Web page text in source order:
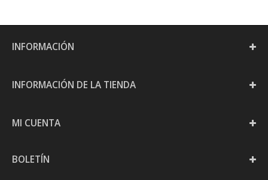
INFORMACIÓN
INFORMACIÓN DE LA TIENDA
MI CUENTA
BOLETÍN